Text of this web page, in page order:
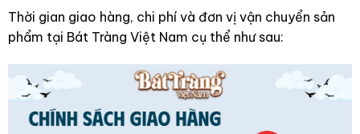
Thời gian giao hàng, chi phí và đơn vị vận chuyển sản
phẩm tại Bát Tràng Việt Nam cụ thể như sau: